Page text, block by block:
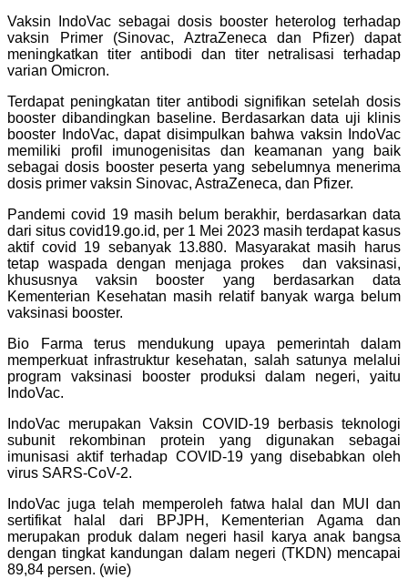
Vaksin IndoVac sebagai dosis booster heterolog terhadap
vaksin Primer (Sinovac, AztraZeneca dan Pfizer) dapat
meningkatkan titer antibodi dan titer netralisasi terhadap
varian Omicron.
Terdapat peningkatan titer antibodi signifikan setelah dosis
booster dibandingkan baseline. Berdasarkan data uji klinis
booster IndoVac, dapat disimpulkan bahwa vaksin IndoVac
memiliki profil imunogenisitas dan keamanan yang baik
sebagai dosis booster peserta yang sebelumnya menerima
dosis primer vaksin Sinovac, AstraZeneca, dan Pfizer.
Pandemi covid 19 masih belum berakhir, berdasarkan data
dari situs covid19.go.id, per 1 Mei 2023 masih terdapat kasus
aktif covid 19 sebanyak 13.880. Masyarakat masih harus
tetap waspada dengan menjaga prokes dan vaksinasi,
khususnya vaksin booster yang berdasarkan data
Kementerian Kesehatan masih relatif banyak warga belum
vaksinasi booster.
Bio Farma terus mendukung upaya pemerintah dalam
memperkuat infrastruktur kesehatan, salah satunya melalui
program vaksinasi booster produksi dalam negeri, yaitu
IndoVac.
IndoVac merupakan Vaksin COVID-19 berbasis teknologi
subunit rekombinan protein yang digunakan sebagai
imunisasi aktif terhadap COVID-19 yang disebabkan oleh
virus SARS-CoV-2.
IndoVac juga telah memperoleh fatwa halal dan MUI dan
sertifikat halal dari BPJPH, Kementerian Agama dan
merupakan produk dalam negeri hasil karya anak bangsa
dengan tingkat kandungan dalam negeri (TKDN) mencapai
89,84 persen. (wie)